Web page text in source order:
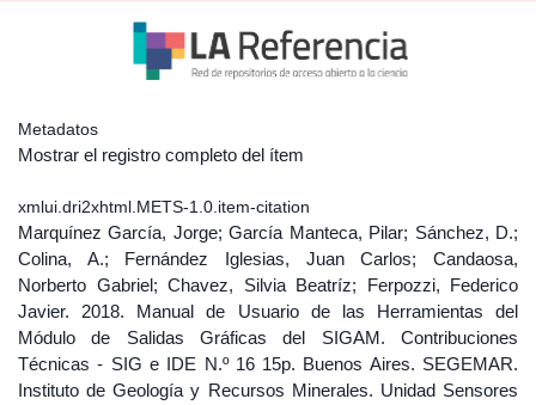
Metadatos
Mostrar el registro completo del ítem
xmlui.dri2xhtml.METS-1.0.item-citation
Marquínez García, Jorge; García Manteca, Pilar; Sánchez, D.;
Colina, A.; Fernández Iglesias, Juan Carlos; Candaosa,
Norberto Gabriel; Chavez, Silvia Beatríz; Ferpozzi, Federico
Javier. 2018. Manual de Usuario de las Herramientas del
Módulo de Salidas Gráficas del SIGAM. Contribuciones
Técnicas - SIG e IDE N.º 16 15p. Buenos Aires. SEGEMAR.
Instituto de Geología y Recursos Minerales. Unidad Sensores